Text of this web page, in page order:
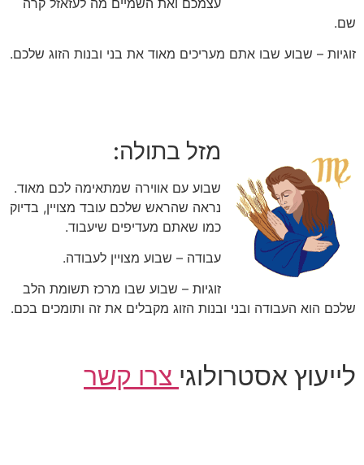
עצמכם ואת השמיים מה לעזאזל קרה
שם.
זוגיות – שבוע שבו אתם מעריכים מאוד את בני ובנות הזוג שלכם.
מזל בתולה:
שבוע עם אווירה שמתאימה לכם מאוד.
נראה שהראש שלכם עובד מצויין, בדיוק
כמו שאתם מעדיפים שיעבוד.
עבודה – שבוע מצויין לעבודה.
זוגיות – שבוע שבו מרכז תשומת הלב
שלכם הוא העבודה ובני ובנות הזוג מקבלים את זה ותומכים בכם.
לייעוץ אסטרולוגי צרו קשר